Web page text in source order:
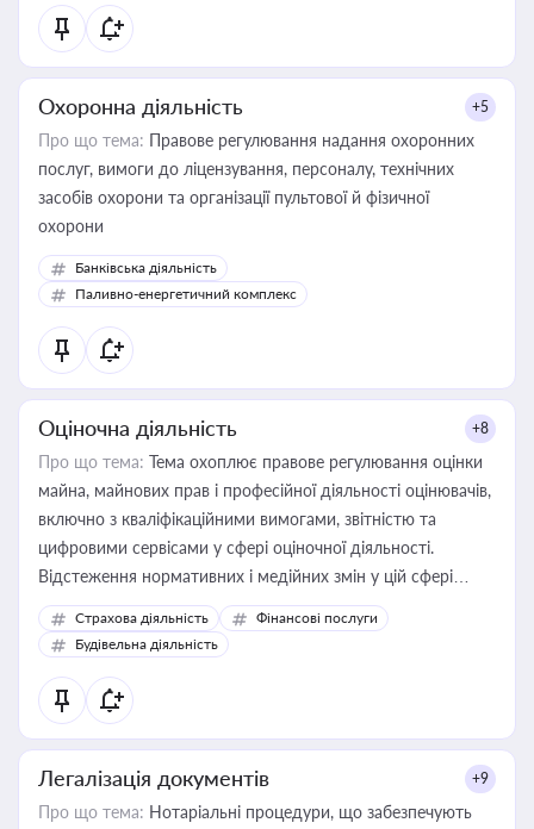
Охоронна діяльність +5
Про що тема: Правове регулювання надання охоронних
послуг, вимоги до ліцензування, персоналу, технічних
засобів охорони та організації пультової й фізичної
охорони
Банківська діяльність
Паливно-енергетичний комплекс
Оціночна діяльність +8
Про що тема: Тема охоплює правове регулювання оцінки
майна, майнових прав і професійної діяльності оцінювачів,
включно з кваліфікаційними вимогами, звітністю та
цифровими сервісами у сфері оціночної діяльності.
Відстеження нормативних і медійних змін у цій сфері
корисне для власника бізнесу, керівника, юриста або
бухгалтера під час оподаткування, приватизації, оренди
державного майна, корпоративних угод і перевірки
статусу суб'єктів оціночної діяльності
Страхова діяльність
Фінансові послуги
Будівельна діяльність
Легалізація документів +9
Про що тема: Нотаріальні процедури, що забезпечують